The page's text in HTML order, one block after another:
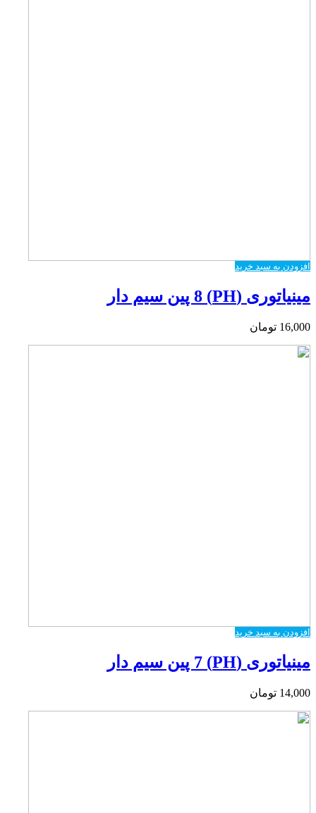
افزودن به سبد خرید
مینیاتوری (PH) 8 پین سیم دار
16,000 تومان
افزودن به سبد خرید
مینیاتوری (PH) 7 پین سیم دار
14,000 تومان